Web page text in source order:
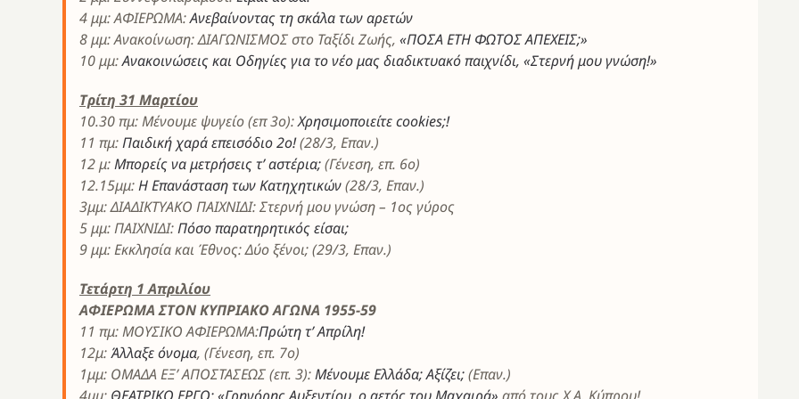
4 μμ: ΑΦΙΕΡΩΜΑ:Ανεβαίνοντας τη σκάλα των αρετών
8 μμ: Ανακοίνωση: ΔΙΑΓΩΝΙΣΜΟΣ στο Ταξίδι Ζωής, «ΠΟΣΑ ΕΤΗ ΦΩΤΟΣ ΑΠΕΧΕΙΣ;»
10 μμ:Ανακοινώσεις και Οδηγίες για το νέο μας διαδικτυακό παιχνίδι, «Στερνή μου γνώση!»
Τρίτη 31 Μαρτίου
10.30 πμ: Μένουμε ψυγείο (επ 3ο):Χρησιμοποιείτε cookies;!
11 πμ:Παιδική χαρά επεισόδιο 2ο!(28/3, Επαν.)
12 μ:Μπορείς να μετρήσεις τ’ αστέρια;(Γένεση, επ. 6ο)
12.15μμ:Η Επανάσταση των Κατηχητικών(28/3, Επαν.)
3μμ: ΔΙΑΔΙΚΤΥΑΚΟ ΠΑΙΧΝΙΔΙ: Στερνή μου γνώση – 1ος γύρος
5 μμ: ΠΑΙΧΝΙΔΙ:Πόσο παρατηρητικός είσαι;
9 μμ: Εκκλησία και Έθνος: Δύο ξένοι; (29/3, Επαν.)
Τετάρτη 1 Απριλίου
ΑΦΙΕΡΩΜΑ ΣΤΟΝ ΚΥΠΡΙΑΚΟ ΑΓΩΝΑ 1955-59
11 πμ: ΜΟΥΣΙΚΟ ΑΦΙΕΡΩΜΑ:Πρώτη τ’ Απρίλη!
12μ:Άλλαξε όνομα, (Γένεση, επ. 7ο)
1μμ: ΟΜΑΔΑ ΕΞ’ ΑΠΟΣΤΑΣΕΩΣ (επ. 3):Μένουμε Ελλάδα; Αξίζει;(Επαν.)